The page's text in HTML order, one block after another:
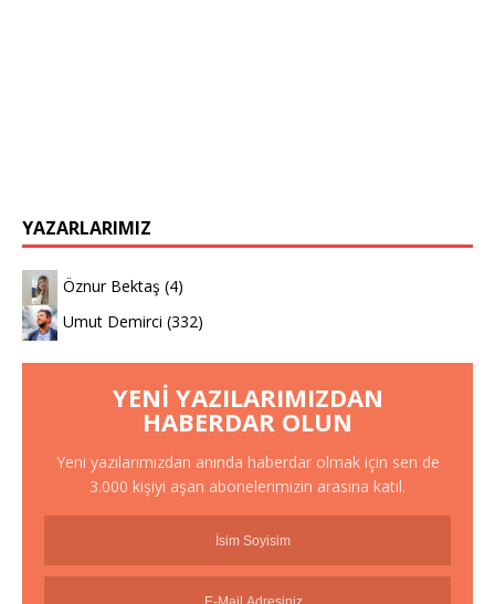
YAZARLARIMIZ
Öznur Bektaş (4)
Umut Demirci (332)
YENI YAZILARIMIZDAN
HABERDAR OLUN
Yeni yazılarımızdan anında haberdar olmak için sen de
3.000 kişiyi aşan abonelerimizin arasına katıl.